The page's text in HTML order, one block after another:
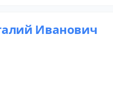
Иванович